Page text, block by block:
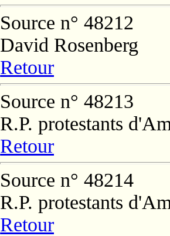
Source n° 48212
David Rosenberg
Retour
Source n° 48213
R.P. protestants
Retour
Source n° 48214
R.P. protestants
Retour